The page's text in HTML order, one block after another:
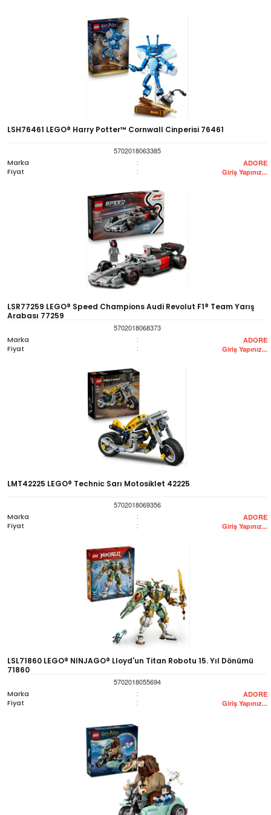
LSH76461 LEGO® Harry Potter™ Cornwall Cinperisi 76461
5702018063385
Marka
: ADORE
Fiyat : Giriş Yapınız...
LSR77259 LEGO® Speed Champions Audi Revolut F1® Team Yarış
Arabası 77259
5702018068373
Marka
: ADORE
Fiyat : Giriş Yapınız...
LMT42225 LEGO® Technic Sarı Motosiklet 42225
5702018069356
Marka
: ADORE
Fiyat : Giriş Yapınız...
LSL71860 LEGO® NINJAGO® Lloyd'un Titan Robotu 15. Yıl Dönümü
71860
5702018055694
Marka
: ADORE
Fiyat : Giriş Yapınız...